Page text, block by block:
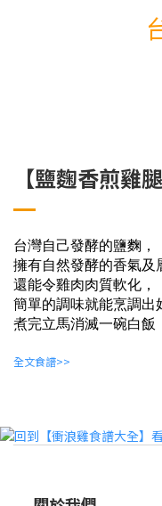
【鹽麴香煎雞
台灣自己發酵的鹽麴，
擁有自然發酵的香氣及
還能令雞肉肉質軟化，
簡單的調味就能烹調出
煮完立馬消滅一碗白飯
全文食譜>>